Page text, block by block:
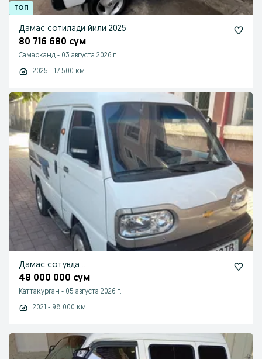
Дамас сотилади йили 2025
80 716 680 сум
Самарканд - 03 августа 2026 г.
2025 - 17 500 км
Дамас сотувда ..
48 000 000 сум
Каттакурган - 05 августа 2026 г.
2021 - 98 000 км